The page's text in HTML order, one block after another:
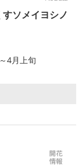
ソメイヨシノ
4月上旬